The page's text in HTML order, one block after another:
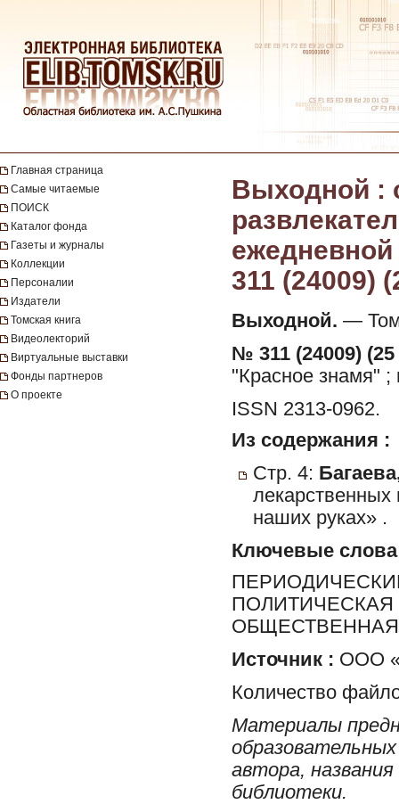
Главная страница
Самые читаемые
ПОИСК
Каталог фонда
Газеты и журналы
Коллекции
Персоналии
Издатели
Томская книга
Видеолекторий
Виртуальные выставки
Фонды партнеров
О проекте
Выходной :
311 (24009)
Выходной. —
№ 311 (24009)
"Красное знамя" ;
ISSN 2313-0962.
Из содержания :
Стр. 4:
лекарственных
наших руках» .
Ключевые слова
Источник : ООО
Количество
Материалы
автора,
библиотеки.